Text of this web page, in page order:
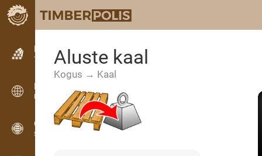
Kuulutused
Tekstkuulutused
Kuulutused
Rahvusvahelised kuulutused
OPTI-TIMB
Saekavad
Aluste kaal
Kogus → Kaal